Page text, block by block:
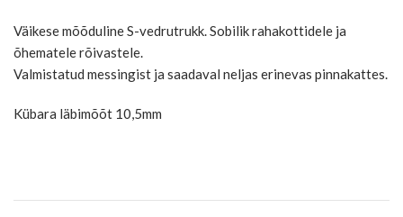
Väikese mõõduline S-vedrutrukk. Sobilik rahakottidele ja
õhematele rõivastele.
Valmistatud messingist ja saadaval neljas erinevas pinnakattes.
Kübara läbimõõt 10,5mm